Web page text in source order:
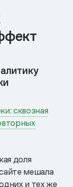
сквозная
доля
мешала
и тех же